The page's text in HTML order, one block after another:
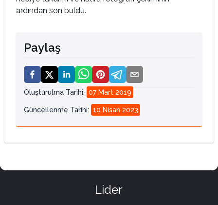
ardından son buldu.
Paylaş
Oluşturulma Tarihi: 07 Mart 2019
Güncellenme Tarihi: 10 Nisan 2023
Lider